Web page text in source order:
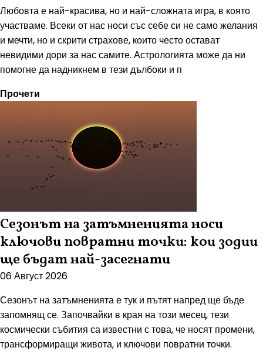
Любовта е най-красива, но и най-сложната игра, в която
участваме. Всеки от нас носи със себе си не само желания
и мечти, но и скрити страхове, които често остават
невидими дори за нас самите. Астрологията може да ни
помогне да надникнем в тези дълбоки и п
Прочети
Сезонът на затъмненията носи
ключови повратни точки: кои зодии
ще бъдат най-засегнати
06 Август 2026
Сезонът на затъмненията е тук и пътят напред ще бъде
запомнящ се. Започвайки в края на този месец, тези
космически събития са известни с това, че носят промени,
трансформиращи живота, и ключови повратни точки.